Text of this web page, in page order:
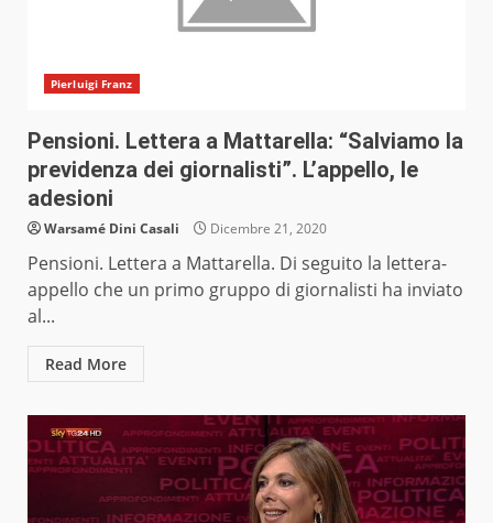
Pierluigi Franz
Pensioni. Lettera a Mattarella: “Salviamo la
previdenza dei giornalisti”. L’appello, le
adesioni
Warsamé Dini Casali Dicembre 21, 2020
Pensioni. Lettera a Mattarella. Di seguito la lettera-
appello che un primo gruppo di giornalisti ha inviato
al...
Read More